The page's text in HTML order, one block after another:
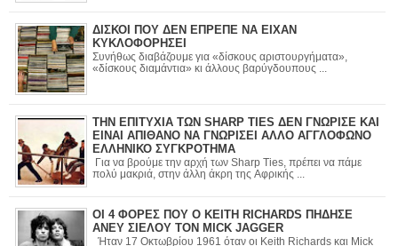
ΔΙΣΚΟΙ ΠΟΥ ΔΕΝ ΕΠΡΕΠΕ ΝΑ ΕΙΧΑΝ
ΚΥΚΛΟΦΟΡΗΣΕΙ
Συνήθως διαβάζουμε για «δίσκους αριστουργήματα»,
«δίσκους διαμάντια» κι άλλους βαρύγδουπους ...
ΤΗΝ ΕΠΙΤΥΧΙΑ ΤΩΝ SHARP TIES ΔΕΝ ΓΝΩΡΙΣΕ ΚΑΙ
ΕΙΝΑΙ ΑΠΙΘΑΝΟ ΝΑ ΓΝΩΡΙΣΕΙ ΑΛΛΟ ΑΓΓΛΟΦΩΝΟ
ΕΛΛΗΝΙΚΟ ΣΥΓΚΡΟΤΗΜΑ
Για να βρούμε την αρχή των Sharp Ties, πρέπει να πάμε
πολύ μακριά, στην άλλη άκρη της Αφρικής ...
ΟΙ 4 ΦΟΡΕΣ ΠΟΥ Ο KEITH RICHARDS ΠΗΔΗΣΕ
ΑΝΕΥ ΣΙΕΛΟΥ ΤΟΝ MICK JAGGER
Ήταν 17 Οκτωβρίου 1961 όταν οι Keith Richards και Mick